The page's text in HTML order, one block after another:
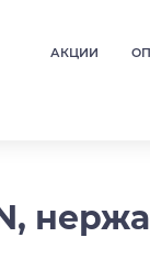
АКЦИИ